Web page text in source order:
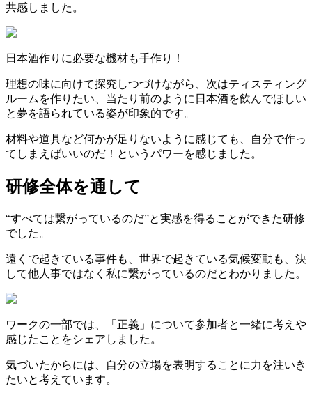
共感しました。
日本酒作りに必要な機材も手作り！
理想の味に向けて探究しつづけながら、次はティスティング
ルームを作りたい、当たり前のように日本酒を飲んでほしい
と夢を語られている姿が印象的です。
材料や道具など何かが足りないように感じても、自分で作っ
てしまえばいいのだ！というパワーを感じました。
研修全体を通して
“すべては繋がっているのだ”と実感を得ることができた研修
でした。
遠くで起きている事件も、世界で起きている気候変動も、決
して他人事ではなく私に繋がっているのだとわかりました。
ワークの一部では、「正義」について参加者と一緒に考えや
感じたことをシェアしました。
気づいたからには、自分の立場を表明することに力を注いき
たいと考えています。